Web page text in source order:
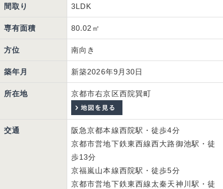
間取り 3LDK
専有面積 80.02㎡
方位 南向き
築年月 新築2026年9月30日
所在地 京都市右京区西院巽町
交通
阪急京都本線西院駅・徒歩4分
京都市営地下鉄東西線西大路御池駅・徒
歩13分
京福嵐山本線西院駅・徒歩5分
京都市営地下鉄東西線太秦天神川駅・徒